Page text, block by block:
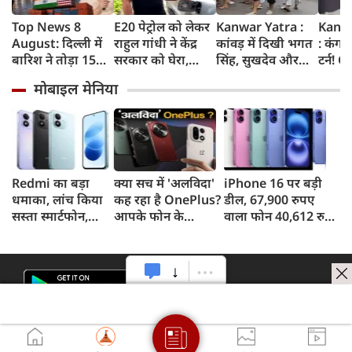
Top News 8
August: दिल्ली में
बारिश ने तोड़ा 15
भारत पर 100%
टैरिफ का खतरा;
Gen Z पर कंगना का
यू-टर्न
E20 पेट्रोल को लेकर
राहुल गांधी ने केंद्र
सरकार को घेरा,
लोगों की गाड़ियां हो
रहीं खराब, BJP ने
बताया खराब
पटकथा
Kanwar Yatra :
कांवड़ में दिखी भगत
सिंह, सुखदेव और
अमरगाथा,
शिवभक्तों ने अनोखे
अंदाज में दी
श्रद्धांजलि
:
टर्न!
'सबसे
कुछ
कहा
गटर'
मोबाइल मेनिया
Redmi का बड़ा
धमाका, लांच किया
सस्ता स्मार्टफोन,
क्या सच में 'अलविदा'
कह रहा है OnePlus?
आपके फोन के
iPhone 16 पर बड़ी
डील, 67,900 रुपए
वाला फोन 40,612 रुपए